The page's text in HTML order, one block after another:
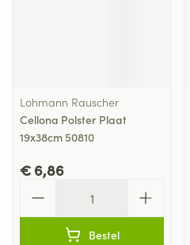
Lohmann Rauscher
Cellona Polster Plaat
19x38cm 50810
€ 6,86
Bestel